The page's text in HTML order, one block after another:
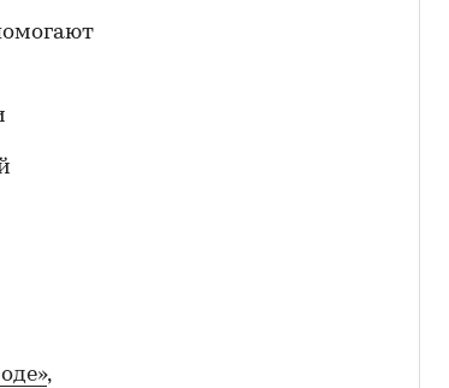
,